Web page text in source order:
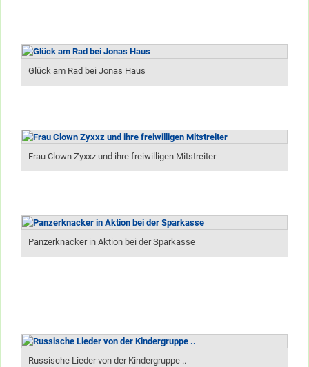
Glück am Rad bei Jonas Haus
Frau Clown Zyxxz und ihre freiwilligen Mitstreiter
Panzerknacker in Aktion bei der Sparkasse
Russische Lieder von der Kindergruppe ..